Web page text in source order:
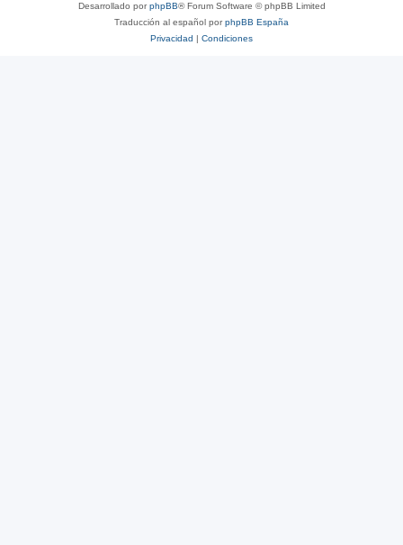
Desarrollado porphpBB® Forum Software © phpBB Limited
Traducción al español porphpBB España
Privacidad | Condiciones